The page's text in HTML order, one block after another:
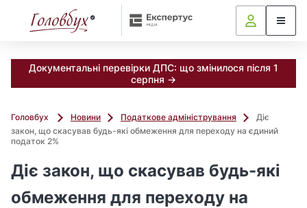
Документальні перевірки ДПС: що змінилося після 1
серпня →
Головбух Новини Податкове адміністрування
Діє
закон, що скасував будь-які обмеження для переходу на єдиний
податок 2%
Діє закон, що скасував будь-які
обмеження для переходу на